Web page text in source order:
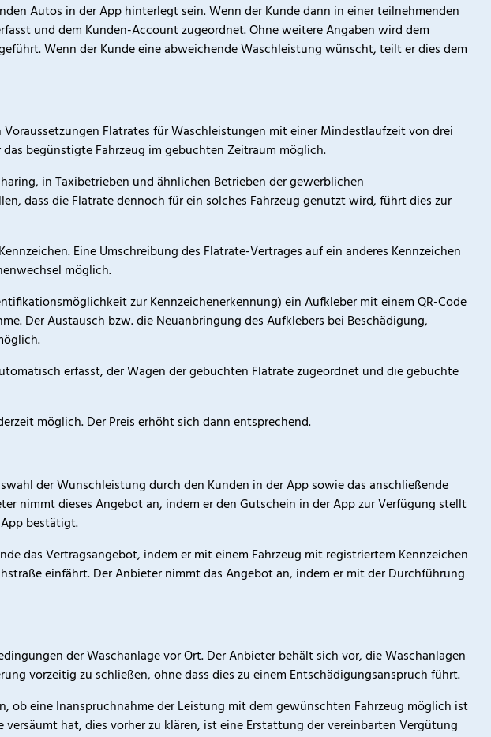
Autos in der App hinterlegt sein. Wenn der Kunde dann in einer teilnehmenden
und dem Kunden-Account zugeordnet. Ohne weitere Angaben wird dem
Wenn der Kunde eine abweichende Waschleistung wünscht, teilt er dies dem
Flatrates für Waschleistungen mit einer Mindestlaufzeit von drei
begünstigte Fahrzeug im gebuchten Zeitraum möglich.
in Taxibetrieben und ähnlichen Betrieben der gewerblichen
dass die Flatrate dennoch für ein solches Fahrzeug genutzt wird, führt dies zur
Eine Umschreibung des Flatrate-Vertrages auf ein anderes Kennzeichen
möglich.
zur Kennzeichenerkennung) ein Aufkleber mit einem QR-Code
Der Austausch bzw. die Neuanbringung des Aufklebers bei Beschädigung,
erfasst, der Wagen der gebuchten Flatrate zugeordnet und die gebuchte
möglich. Der Preis erhöht sich dann entsprechend.
der Wunschleistung durch den Kunden in der App sowie das anschließende
nimmt dieses Angebot an, indem er den Gutschein in der App zur Verfügung stellt
bestätigt.
das Vertragsangebot, indem er mit einem Fahrzeug mit registriertem Kennzeichen
einfährt. Der Anbieter nimmt das Angebot an, indem er mit der Durchführung
der Waschanlage vor Ort. Der Anbieter behält sich vor, die Waschanlagen
vorzeitig zu schließen, ohne dass dies zu einem Entschädigungsanspruch führt.
ob eine Inanspruchnahme der Leistung mit dem gewünschten Fahrzeug möglich ist
hat, dies vorher zu klären, ist eine Erstattung der vereinbarten Vergütung